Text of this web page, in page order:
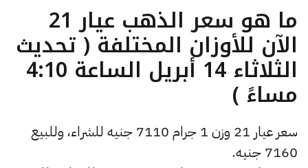
ما هو سعر الذهب عيار 21
الآن للأوزان المختلفة ( تحديث
الثلاثاء 14 أبريل الساعة 4:10
مساءً )
سعر عيار 21 وزن 1 جرام 7110 جنيه للشراء، وللبيع
7160 جنيه.